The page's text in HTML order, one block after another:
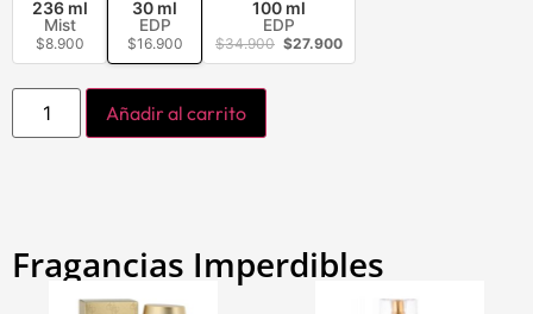
236 ml
Mist
$8.900
30 ml
EDP
$16.900
100 ml
EDP
$34.900 $27.900
Añadir al carrito
Fragancias Imperdibles